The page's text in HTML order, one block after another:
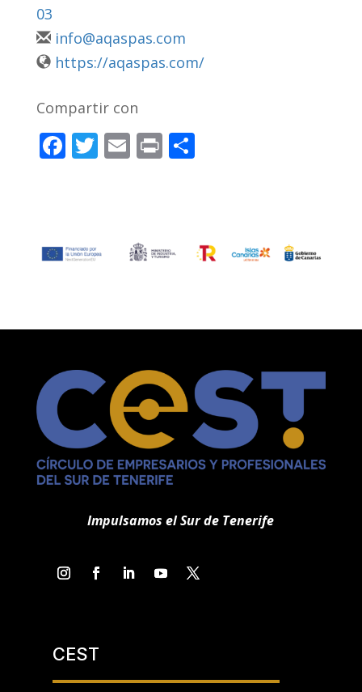
03
info@aqaspas.com
https://aqaspas.com/
Compartir con
F
o
T E PrC
ar
Impulsamos el Sur de Tenerife
CEST